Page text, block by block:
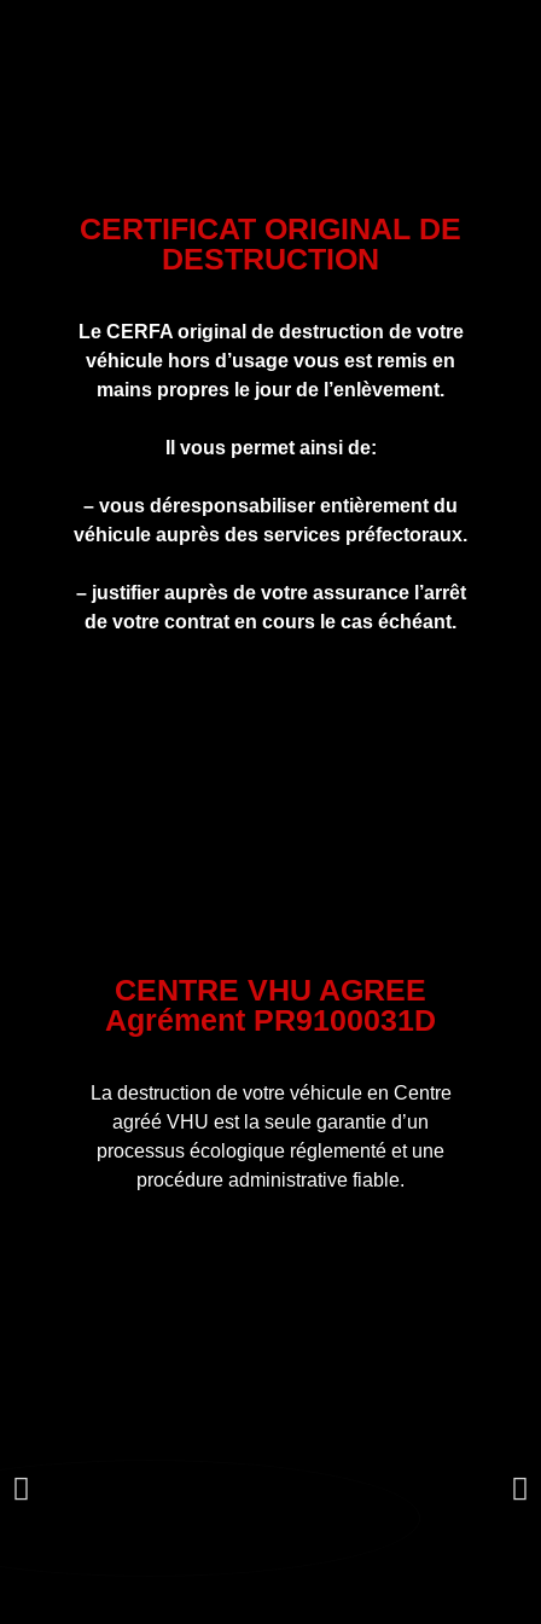
CERTIFICAT ORIGINAL DE
DESTRUCTION
Le CERFA original de destruction de votre
véhicule hors d’usage vous est remis en
mains propres le jour de l’enlèvement.
Il vous permet ainsi de:
– vous déresponsabiliser entièrement du
véhicule auprès des services préfectoraux.
– justifier auprès de votre assurance l’arrêt
de votre contrat en cours le cas échéant.
CENTRE VHU AGREE
Agrément PR9100031D
La destruction de votre véhicule en Centre
agréé VHU est la seule garantie d’un
processus écologique réglementé et une
procédure administrative fiable.